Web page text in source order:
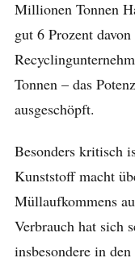
Millionen Tonnen
gut 6 Prozent
Tonnen – das
ausgeschöpft.
Besonders kritisch
Kunststoff macht
Müllaufkommens
Verbrauch hat sich
insbesondere in